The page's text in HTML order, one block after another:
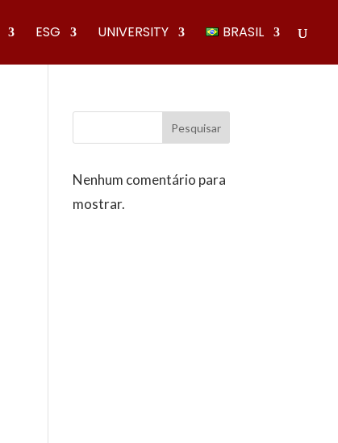
ESG UNIVERSITY BRASIL
Pesquisar
Nenhum comentário para
mostrar.